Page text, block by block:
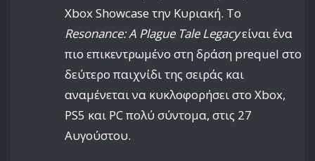
Xbox Showcase την Κυριακή. Το
Resonance: A Plague Tale Legacyείναι ένα
πιο επικεντρωμένο στη δράση prequel στο
δεύτερο παιχνίδι της σειράς και
αναμένεται να κυκλοφορήσει στο Xbox,
PS5 και PC πολύ σύντομα, στις 27
Αυγούστου.